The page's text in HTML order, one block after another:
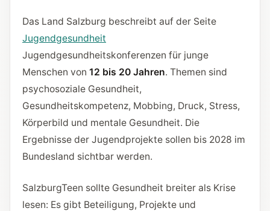
Das Land Salzburg beschreibt auf der Seite
Jugendgesundheit
Jugendgesundheitskonferenzen für junge
Menschen von 12 bis 20 Jahren. Themen sind
psychosoziale Gesundheit,
Gesundheitskompetenz, Mobbing, Druck, Stress,
Körperbild und mentale Gesundheit. Die
Ergebnisse der Jugendprojekte sollen bis 2028 im
Bundesland sichtbar werden.
SalzburgTeen sollte Gesundheit breiter als Krise
lesen: Es gibt Beteiligung, Projekte und